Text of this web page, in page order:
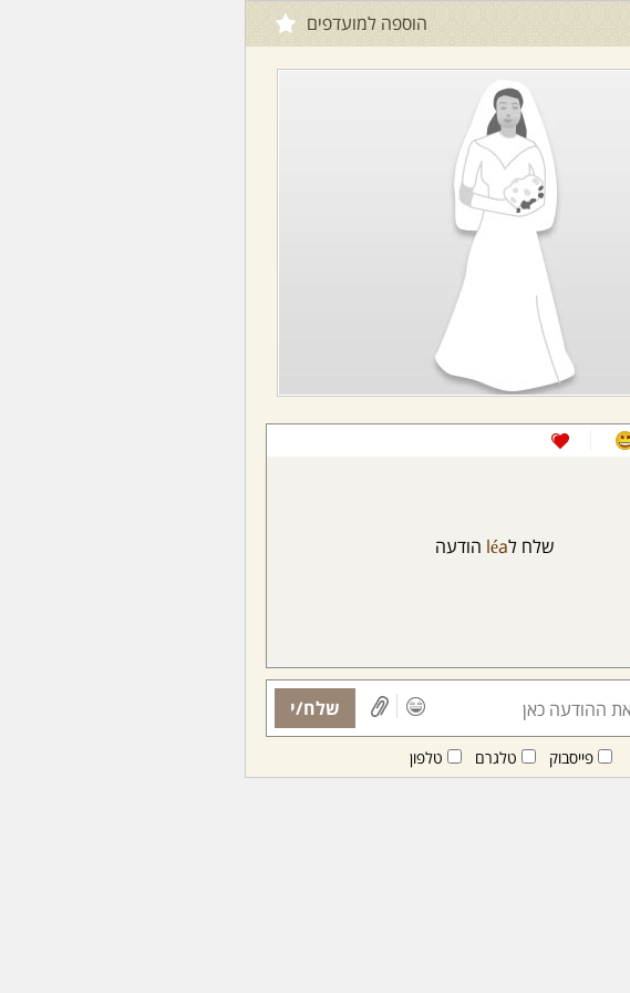
הוספה למועדפים
שלח לléa הודעה
שלח/י
פייסבוק טלגרם טלפון